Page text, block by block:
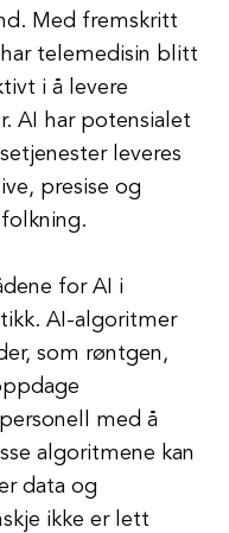
Med fremskritt
telemedisin blitt
i å levere
AI har potensialet
leveres
presise og
for AI i
AI-algoritmer
som røntgen,
med å
algoritmene kan
data og
ikke er lett